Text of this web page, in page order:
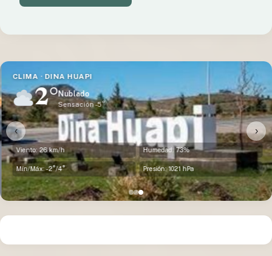
CLIMA · DINA HUAPI
2°Nublado
Sensación -5°
Viento: 26 km/h Humedad: 73%
Mín/Máx: -2°/4° Presión: 1021 hPa
‹ ›